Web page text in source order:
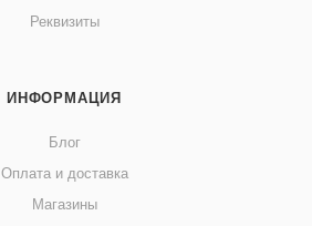
Реквизиты
ИНФОРМАЦИЯ
Блог
Оплата и доставка
Магазины